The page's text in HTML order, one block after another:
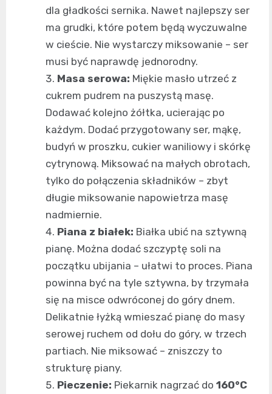
dla gładkości sernika. Nawet najlepszy ser
ma grudki, które potem będą wyczuwalne
w cieście. Nie wystarczy miksowanie – ser
musi być naprawdę jednorodny.
Masa serowa: Miękie masło utrzeć z
cukrem pudrem na puszystą masę.
Dodawać kolejno żółtka, ucierając po
każdym. Dodać przygotowany ser, mąkę,
budyń w proszku, cukier waniliowy i skórkę
cytrynową. Miksować na małych obrotach,
tylko do połączenia składników – zbyt
długie miksowanie napowietrza masę
nadmiernie.
Piana z białek: Białka ubić na sztywną
pianę. Można dodać szczyptę soli na
początku ubijania – ułatwi to proces. Piana
powinna być na tyle sztywna, by trzymała
się na misce odwróconej do góry dnem.
Delikatnie łyżką wmieszać pianę do masy
serowej ruchem od dołu do góry, w trzech
partiach. Nie miksować – zniszczy to
strukturę piany.
Pieczenie: Piekarnik nagrzać do 160°C